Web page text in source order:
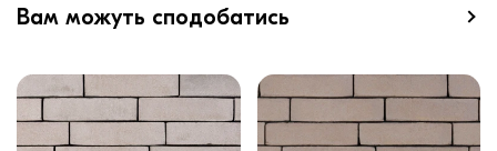
Вам можуть сподобатись